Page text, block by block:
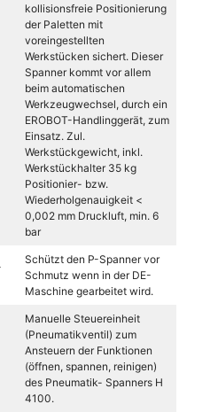
kollisionsfreie Positionierung
der Paletten mit
voreingestellten
Werkstücken sichert. Dieser
Spanner kommt vor allem
beim automatischen
Werkzeugwechsel, durch ein
EROBOT-Handlinggerät, zum
Einsatz. Zul.
Werkstückgewicht, inkl.
Werkstückhalter 35 kg
Positionier- bzw.
Wiederholgenauigkeit <
0,002 mm Druckluft, min. 6
bar
Schützt den P-Spanner vor
Schmutz wenn in der DE-
Maschine gearbeitet wird.
Manuelle Steuereinheit
(Pneumatikventil) zum
Ansteuern der Funktionen
(öffnen, spannen, reinigen)
des Pneumatik- Spanners H
4100.